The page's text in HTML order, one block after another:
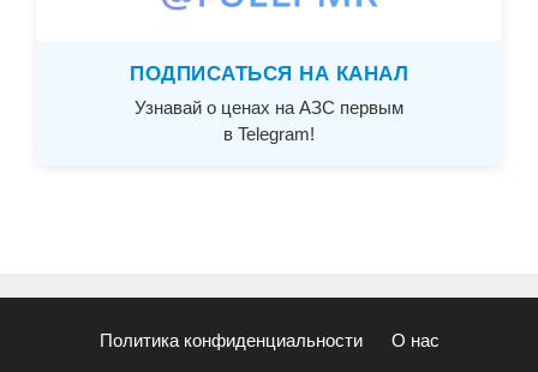
ПОДПИСАТЬСЯ НА КАНАЛ
Узнавай о ценах на АЗС первым
в Telegram!
Политика конфиденциальности О нас